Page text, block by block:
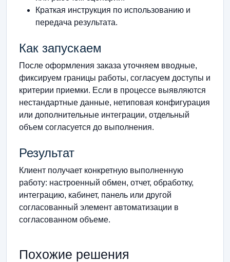
Краткая инструкция по использованию и
передача результата.
Как запускаем
После оформления заказа уточняем вводные,
фиксируем границы работы, согласуем доступы и
критерии приемки. Если в процессе выявляются
нестандартные данные, нетиповая конфигурация
или дополнительные интеграции, отдельный
объем согласуется до выполнения.
Результат
Клиент получает конкретную выполненную
работу: настроенный обмен, отчет, обработку,
интеграцию, кабинет, панель или другой
согласованный элемент автоматизации в
согласованном объеме.
Похожие решения